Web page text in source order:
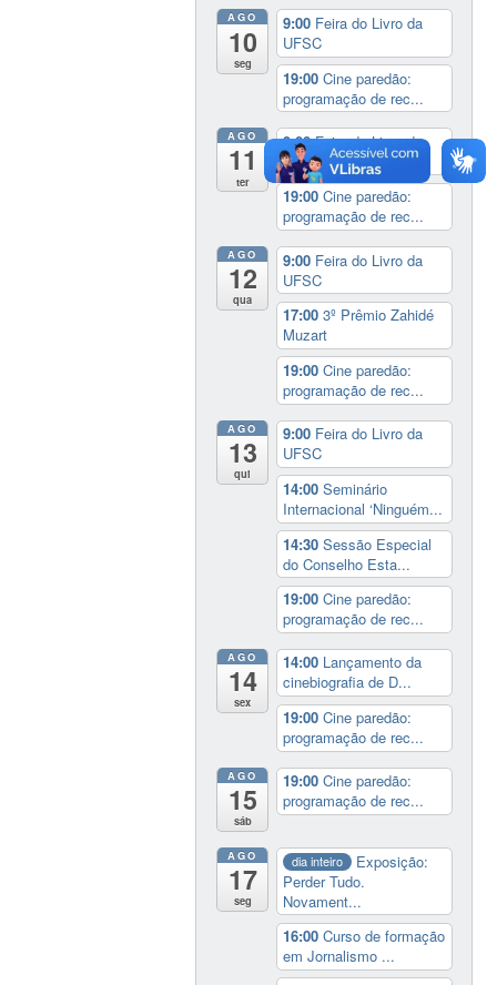
AGO
10
seg
9:00 Feira do Livro da
UFSC
19:00Cine paredão:
programação de rec...
AGO
11
ter
9:00Feira do Livro da
UFSC
19:00Cine paredão:
programação de rec...
AGO
12
qua
9:00 Feira do Livro da
UFSC
17:003º Prêmio Zahidé
Muzart
19:00Cine paredão:
programação de rec...
AGO
13
qui
9:00 Feira do Livro da
UFSC
14:00Seminário
Internacional ‘Ninguém...
14:30Sessão Especial
do Conselho Esta...
19:00Cine paredão:
programação de rec...
AGO
14
sex
14:00 Lançamento da
cinebiografia de D...
19:00Cine paredão:
programação de rec...
AGO
15
sáb
19:00Cine paredão:
programação de rec...
AGO
17
seg
dia inteiro
Exposição:
Perder Tudo.
Novament...
16:00Curso de formação
em Jornalismo ...